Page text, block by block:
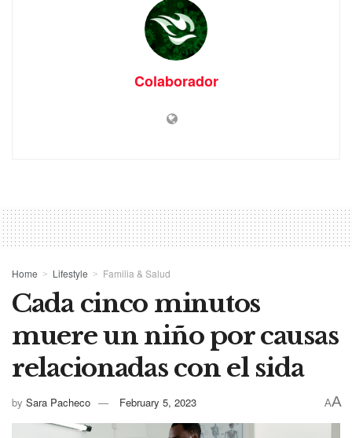
Colaborador
Home Lifestyle Familia & Salud
Cada cinco minutos
muere un niño por causas
relacionadas con el sida
by Sara Pacheco February 5, 2023 AA